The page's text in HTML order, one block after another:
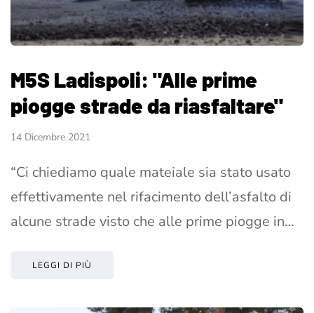
M5S Ladispoli: "Alle prime
piogge strade da riasfaltare"
14 Dicembre 2021
“Ci chiediamo quale mateiale sia stato usato
effettivamente nel rifacimento dell’asfalto di
alcune strade visto che alle prime piogge in…
LEGGI DI PIÙ